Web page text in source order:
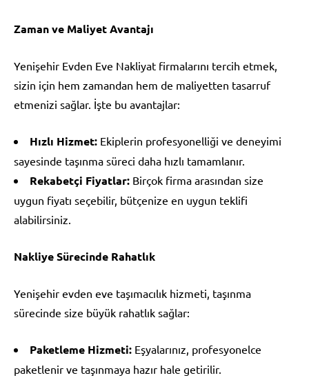
Zaman ve Maliyet Avantajı
Yenişehir Evden Eve Nakliyat firmalarını tercih etmek,
sizin için hem zamandan hem de maliyetten tasarruf
etmenizi sağlar. İşte bu avantajlar:
Hızlı Hizmet: Ekiplerin profesyonelliği ve deneyimi
sayesinde taşınma süreci daha hızlı tamamlanır.
Rekabetçi Fiyatlar: Birçok firma arasından size
uygun fiyatı seçebilir, bütçenize en uygun teklifi
alabilirsiniz.
Nakliye Sürecinde Rahatlık
Yenişehir evden eve taşımacılık hizmeti, taşınma
sürecinde size büyük rahatlık sağlar:
Paketleme Hizmeti: Eşyalarınız, profesyonelce
paketlenir ve taşınmaya hazır hale getirilir.